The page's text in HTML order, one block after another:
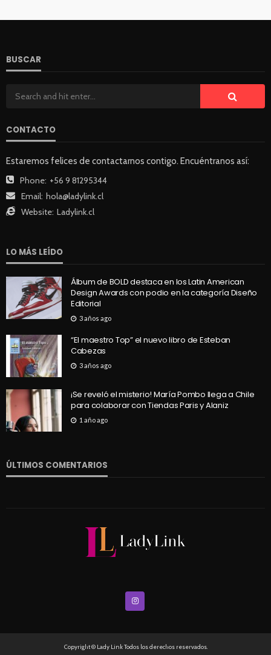
BUSCAR
CONTACTO
Estaremos felices de contactarnos contigo. Encuéntranos así:
Phone: +56 9 81295344
Email: hola@ladylink.cl
Website: Ladylink.cl
LO MÁS LEÍDO
Álbum de BOLD destaca en los Latin American
Design Awards con podio en la categoría Diseño
Editorial
3 años ago
“El maestro Top” el nuevo libro de Esteban
Cabezas
3 años ago
¡Se reveló el misterio! María Pombo llega a Chile
para colaborar con Tiendas Paris y Alaniz
1 año ago
ÚLTIMOS COMENTARIOS
Copyright © Lady Link Todos los derechos reservados.